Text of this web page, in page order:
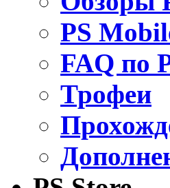
PS
FAQ по
Трофеи